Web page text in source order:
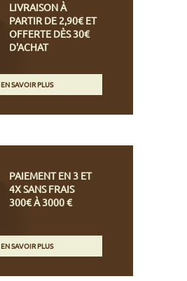
LIVRAISON À
PARTIR DE 2,90€ ET
OFFERTE DÈS 30€
D'ACHAT
EN SAVOIR PLUS
PAIEMENT EN 3 ET
4X SANS FRAIS
300€ À 3000 €
EN SAVOIR PLUS